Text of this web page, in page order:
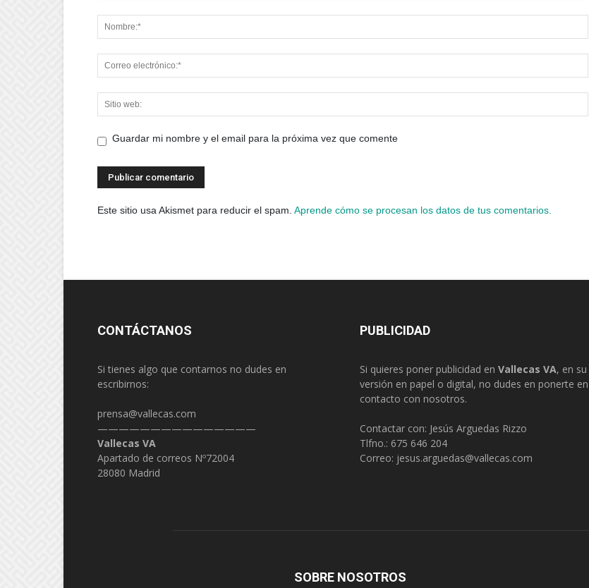
Guardar mi nombre y el email para la próxima vez que comente
Este sitio usa Akismet para reducir el spam. Aprende cómo se procesan los datos de tus comentarios.
CONTÁCTANOS
Si tienes algo que contarnos no dudes en
escribirnos:
prensa@vallecas.com
———————————————
Vallecas VA
Apartado de correos Nº72004
28080 Madrid
PUBLICIDAD
Si quieres poner publicidad en Vallecas VA, en su
versión en papel o digital, no dudes en ponerte en
contacto con nosotros.
Contactar con: Jesús Arguedas Rizzo
Tlfno.: 675 646 204
Correo: jesus.arguedas@vallecas.com
SOBRE NOSOTROS